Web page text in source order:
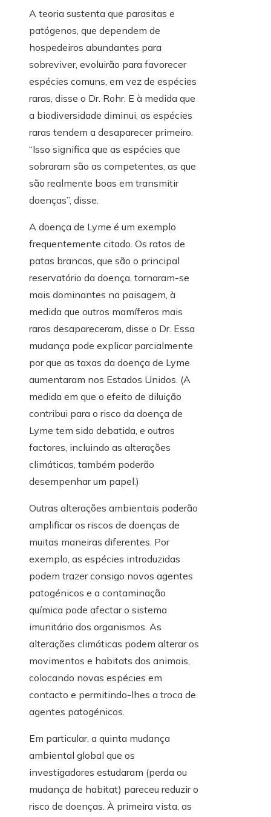
A teoria sustenta que parasitas e
patógenos, que dependem de
hospedeiros abundantes para
sobreviver, evoluirão para favorecer
espécies comuns, em vez de espécies
raras, disse o Dr. Rohr. E à medida que
a biodiversidade diminui, as espécies
raras tendem a desaparecer primeiro.
“Isso significa que as espécies que
sobraram são as competentes, as que
são realmente boas em transmitir
doenças”, disse.
A doença de Lyme é um exemplo
frequentemente citado. Os ratos de
patas brancas, que são o principal
reservatório da doença, tornaram-se
mais dominantes na paisagem, à
medida que outros mamíferos mais
raros desapareceram, disse o Dr. Essa
mudança pode explicar parcialmente
por que as taxas da doença de Lyme
aumentaram nos Estados Unidos. (A
medida em que o efeito de diluição
contribui para o risco da doença de
Lyme tem sido debatida, e outros
factores, incluindo as alterações
climáticas, também poderão
desempenhar um papel.)
Outras alterações ambientais poderão
amplificar os riscos de doenças de
muitas maneiras diferentes. Por
exemplo, as espécies introduzidas
podem trazer consigo novos agentes
patogénicos e a contaminação
química pode afectar o sistema
imunitário dos organismos. As
alterações climáticas podem alterar os
movimentos e habitats dos animais,
colocando novas espécies em
contacto e permitindo-lhes a troca de
agentes patogénicos.
Em particular, a quinta mudança
ambiental global que os
investigadores estudaram (perda ou
mudança de habitat) pareceu reduzir o
risco de doenças. À primeira vista, as